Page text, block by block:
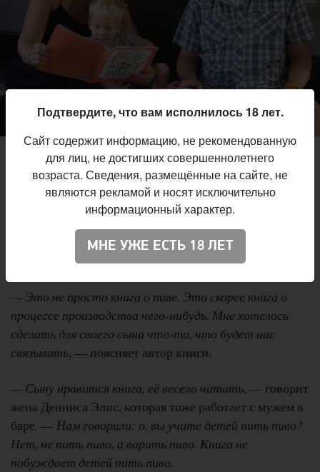
Фото:Shelley Orman
Книгу под названиемHophead Harry Goes to the
(«Хмелеголовый Гарри едет на пивоварню»)
двухлетнего сына Денниса. Он написал текст, а
художница Бэт-Энн Уилсон нарисовала иллюстрации.
— Это не просто книга о пиве. Это скорее книга о
процессе производства чего-нибудь. Мне хотелось
сделать для своего сына что-то, что будет нас
связывать, — поясняет автор книги.
— Сыну нравится книга, её весело читать, — говорит
жена Денниса Элис, которая тоже работает с мужем в
баре. — Нам говорили: о, вы учите детей пить пиво?
Нет, не пить пиво, а варить пиво. Книга не
побуждает детей пить пиво.
Подтвердите, что вам исполнилось 18 лет.
Сайт содержит информацию, не рекомендованную
для лиц, не достигших совершеннолетнего
возраста. Сведения, размещённые на сайте, не
являются рекламой и носят исключительно
информационный характер.
МНЕ УЖЕ ЕСТЬ 18 ЛЕТ